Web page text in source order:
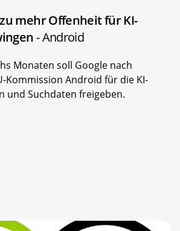
mehr Offenheit für KI-
- Android
Monaten soll Google nach
Kommission Android für die KI-
und Suchdaten freigeben.